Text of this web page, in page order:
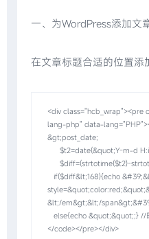
一、为WordPress添加文
在文章标题合适的位置添
<div class="hcb_wrap"><pre
lang-php" data-
&gt;post_date;
&lt;/em&gt;&lt;/
</code></pre></div>